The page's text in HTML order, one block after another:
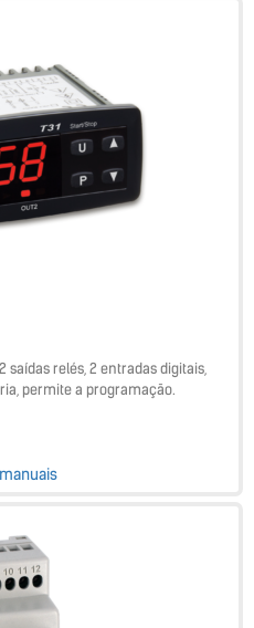
saídas relés, 2 entradas digitais,
permite a programação.